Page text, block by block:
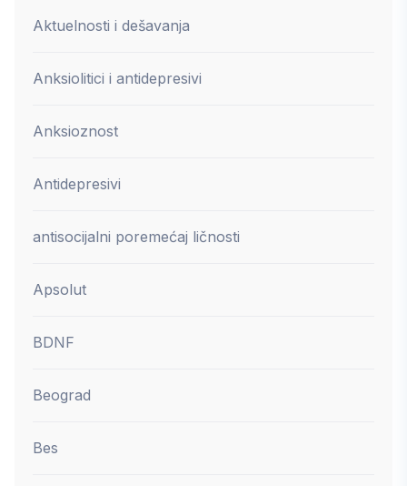
Aktuelnosti i dešavanja
Anksiolitici i antidepresivi
Anksioznost
Antidepresivi
antisocijalni poremećaj ličnosti
Apsolut
BDNF
Beograd
Bes